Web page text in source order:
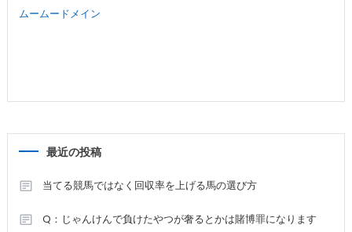
ムームードメイン
最近の投稿
当てる競馬ではなく回収率を上げる馬の選び方
Q：じゃんけんで負けたやつが奢るとかは賭博罪になります